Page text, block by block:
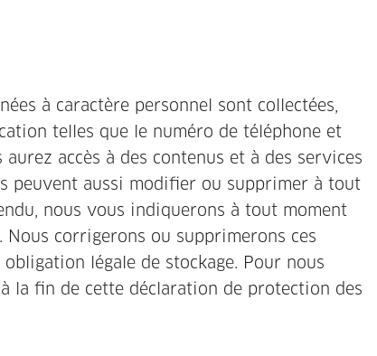
à caractère personnel sont collectées,
telles que le numéro de téléphone et
accès à des contenus et à des services
peuvent aussi modifier ou supprimer à tout
nous vous indiquerons à tout moment
corrigerons ou supprimerons ces
légale de stockage. Pour nous
la fin de cette déclaration de protection des